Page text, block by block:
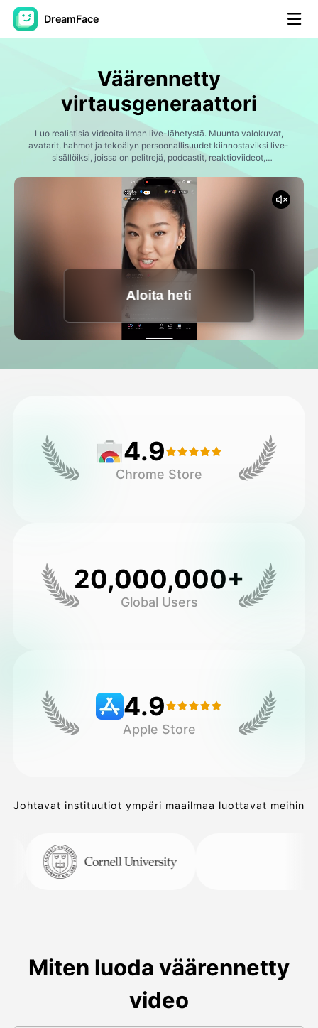
DreamFace
Avatar-video
Video
Kuvaus ▼
Näytä kaikki työkalut
Avatar-video
▼
Muut työkalut
Väärennetty
virtausgeneraattori
Luo realistisia videoita ilman live-lähetystä. Muunta valokuvat,
avatarit, hahmot ja tekoälyn persoonallisuudet kiinnostaviksi live-
sisällöiksi, joissa on pelitrejä, podcastit, reaktioviideot,
hetket. Realististen virran asettelujen, live-chatin vaikutusten,
puhumisen animaation ja luojamuotojen avulla Dreamface helpottaa
todellisen virran kaltaisen sisällön tuottamista.
Aloita heti
4.9
Chrome Store
20,000,000+
Global Users
4.9
Apple Store
Johtavat instituutiot ympäri maailmaa luottavat meihin
Miten luoda väärennetty
video